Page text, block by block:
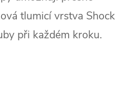
tlumicí vrstva Shock
při každém kroku.